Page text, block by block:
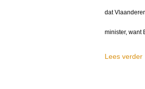
dat
minister, want
Lees verder